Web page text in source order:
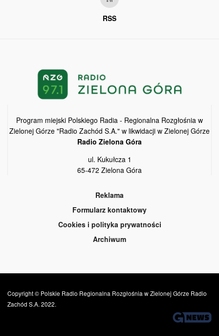
RSS
Program miejski Polskiego Radia - Regionalna Rozgłośnia w
Zielonej Górze "Radio Zachód S.A." w likwidacji w Zielonej Górze
Radio Zielona Góra
ul. Kukułcza 1
65-472 Zielona Góra
Reklama
Formularz kontaktowy
Cookies i polityka prywatności
Archiwum
Copyright © Polskie Radio Regionalna Rozgłośnia w Zielonej Górze Radio
Zachód S.A. 2022.